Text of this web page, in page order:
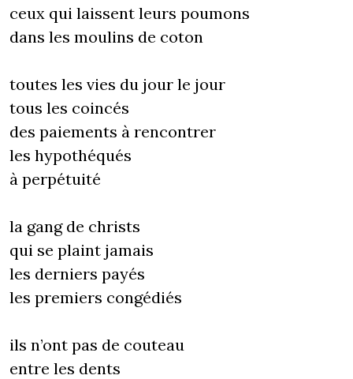
ceux qui laissent leurs poumons
dans les moulins de coton
toutes les vies du jour le jour
tous les coincés
des paiements à rencontrer
les hypothéqués
à perpétuité
la gang de christs
qui se plaint jamais
les derniers payés
les premiers congédiés
ils n’ont pas de couteau
entre les dents